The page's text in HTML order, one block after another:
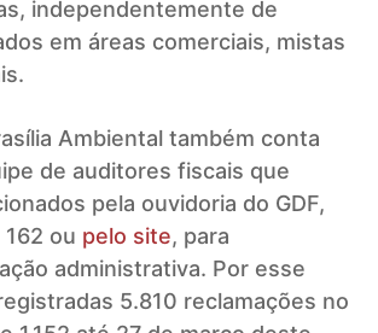
independentemente de
em áreas comerciais, mistas
Ambiental também conta
de auditores fiscais que
pela ouvidoria do GDF,
ou pelo site, para
administrativa. Por esse
5.810 reclamações no